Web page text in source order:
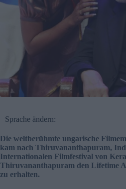
Sprache ändern:
Die weltberühmte ungarische
kam nach Thiruvananthapuram,
Internationalen Filmfestival von
Thiruvananthapuram den Lifetime
zu erhalten.